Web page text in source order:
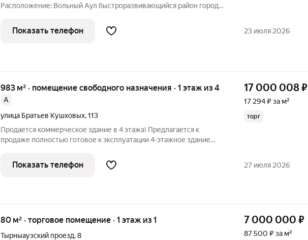
Расположение: Вольный Аул быстроразвивающийся район города
Коммуникации: газ, свет, вода проходят в пределах 1 метра от
Показать телефон 23 июля 2026
983 м² · помещение свободного назначения · 1 этаж из 4
A
улица Братьев Кушховых,113
Продается коммерческое здание в 4 этажа! Предлагается к
продаже полностью готовое к эксплуатации 4-этажное здание
метров, расположенное в перспективном и удобном месте. Этот
объект идеально
17 000 008₽
17 294 ₽ за м²
торг
Показать телефон 27 июля 2026
80 м² · торговое помещение · 1 этаж из 1
Тырныаузский проезд,8
7 000 000 ₽
87 500 ₽ за м²